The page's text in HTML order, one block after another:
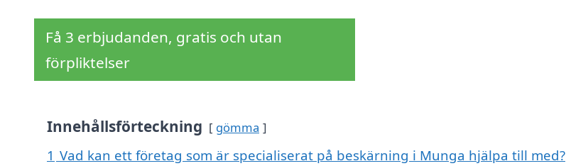
Få 3 erbjudanden, gratis och utan
förpliktelser
Innehållsförteckning gömma
1 Vad kan ett företag som är specialiserat på beskärning i Munga hjälpa till med?